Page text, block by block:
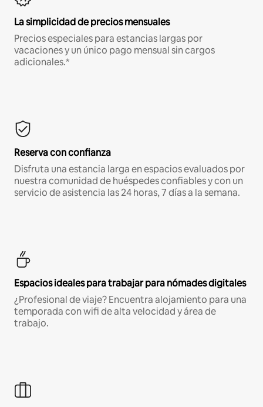
La simplicidad de precios mensuales
Precios especiales para estancias largas por
vacaciones y un único pago mensual sin cargos
adicionales.*
Reserva con confianza
Disfruta una estancia larga en espacios evaluados por
nuestra comunidad de huéspedes confiables y con un
servicio de asistencia las 24 horas, 7 días a la semana.
Espacios ideales para trabajar para nómades digitales
¿Profesional de viaje? Encuentra alojamiento para una
temporada con wifi de alta velocidad y área de
trabajo.